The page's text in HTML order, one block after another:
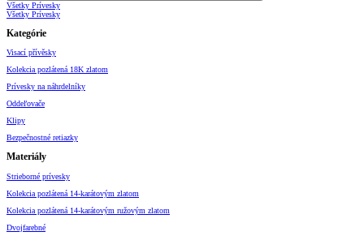
Všetky Prívesky
Všetky Prívesky
Kategórie
Visací přívěsky
Kolekcia pozlátená 18K zlatom
Prívesky na náhrdelníky
Oddeľovače
Klipy
Bezpečnostné retiazky
Materiály
Strieborné prívesky
Kolekcia pozlátená 14-karátovým zlatom
Kolekcia pozlátená 14-karátovým ružovým zlatom
Dvojfarebné